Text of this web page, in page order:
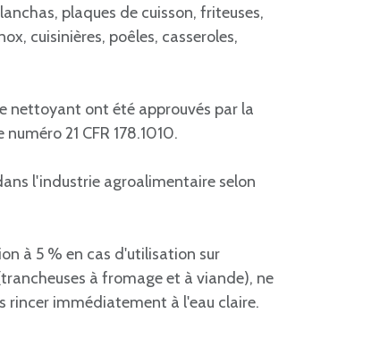
plaques de cuisson, friteuses,
cuisinières, poêles, casseroles,
nettoyant ont été approuvés par la
21 CFR 178.1010.
l'industrie agroalimentaire selon
à 5 % en cas d'utilisation sur
à fromage et à viande), ne
rincer immédiatement à l'eau claire.